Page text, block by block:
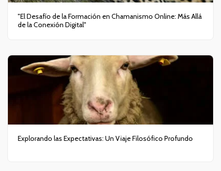
"El Desafío de la Formación en Chamanismo Online: Más Allá
de la Conexión Digital"
Explorando las Expectativas: Un Viaje Filosófico Profundo